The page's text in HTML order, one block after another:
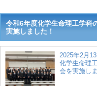
令和6年度化学生命理工学科
実施しました！
2025年2月
化学生命理
会を実施しま